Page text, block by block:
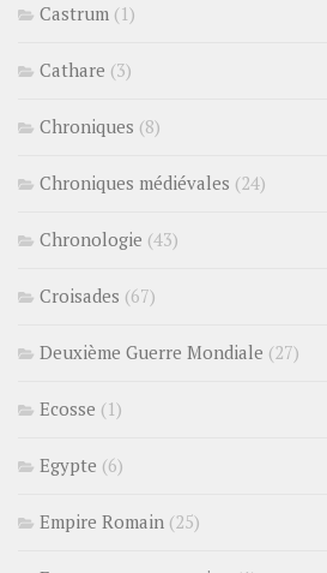
Castrum (1)
Cathare (3)
Chroniques (8)
Chroniques médiévales (24)
Chronologie (43)
Croisades (67)
Deuxième Guerre Mondiale (27)
Ecosse (1)
Egypte (6)
Empire Romain (25)